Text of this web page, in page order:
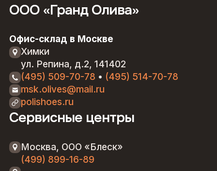
ООО «Гранд Олива»
Офис-склад в Москве
Химки
ул. Репина, д.2, 141402
(495) 509-70-78 • (495) 514-70-78
msk.olives@mail.ru
polishoes.ru
Сервисные центры
Москва, ООО «Блеск»
(499) 899-16-89